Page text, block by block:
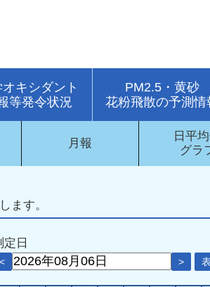
キシダント
等発令状況
PM2.5・黄砂
花粉飛散の予測情
月報
日平
グラ
ます。
定日
< >